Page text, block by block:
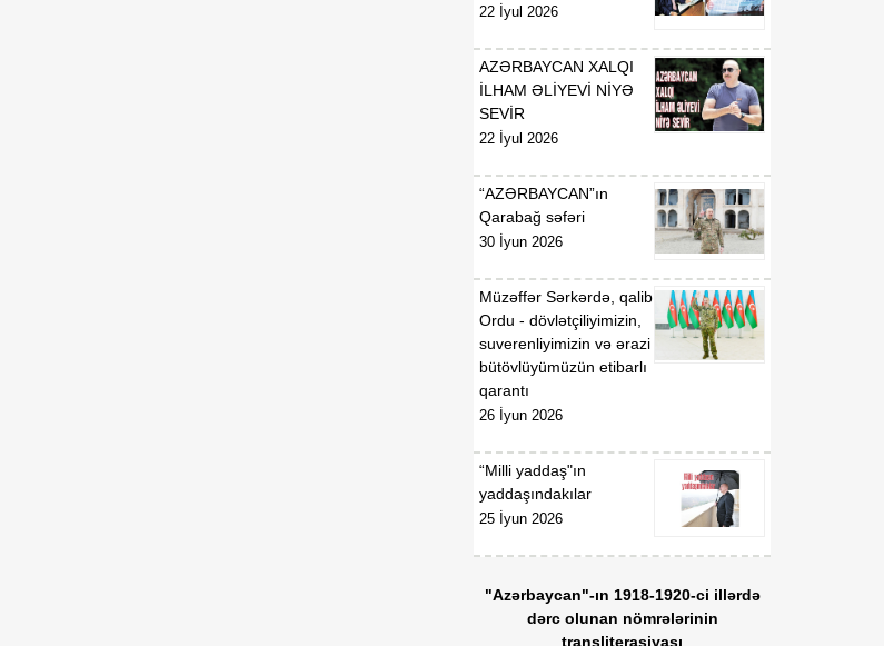
22 İyul 2026
AZƏRBAYCAN XALQI
İLHAM ƏLİYEVİ NİYƏ
SEVİR
22 İyul 2026
“AZƏRBAYCAN”ın
Qarabağ səfəri
30 İyun 2026
Müzəffər Sərkərdə, qalib
Ordu - dövlətçiliyimizin,
suverenliyimizin və ərazi
bütövlüyümüzün etibarlı
qarantı
26 İyun 2026
“Milli yaddaş"ın
yaddaşındakılar
25 İyun 2026
"Azərbaycan"-ın 1918-1920-ci illərdə
dərc olunan nömrələrinin
transliterasiyası